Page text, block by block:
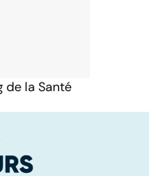
de la Santé